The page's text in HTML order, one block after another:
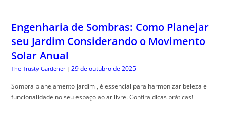
Engenharia de Sombras: Como Planejar
seu Jardim Considerando o Movimento
Solar Anual
The Trusty Gardener | 29 de outubro de 2025
Sombra planejamento jardim , é essencial para harmonizar beleza e
funcionalidade no seu espaço ao ar livre. Confira dicas práticas!